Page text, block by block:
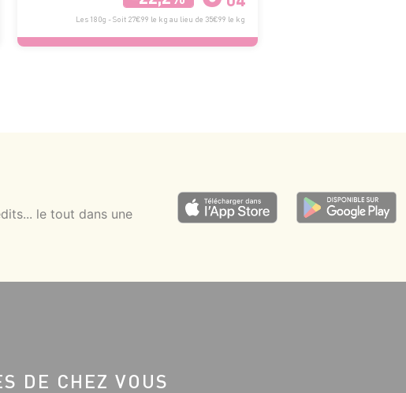
Les 180g - Soit 27€99 le kg au lieu de 35€99 le kg
le tout dans une
DE CHEZ VOUS